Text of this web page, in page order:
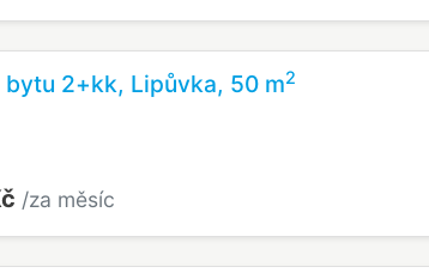
bytu 2+kk, Lipůvka, 50 m2
/za měsíc